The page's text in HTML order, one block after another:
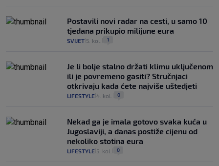
Postavili novi radar na cesti, u samo 10
tjedana prikupio milijune eura
SVIJET 5. kol. 1
Je li bolje stalno držati klimu uključenom
ili je povremeno gasiti? Stručnjaci
otkrivaju kada ćete najviše uštedjeti
LIFESTYLE 4. kol. 0
Nekad ga je imala gotovo svaka kuća u
Jugoslaviji, a danas postiže cijenu od
nekoliko stotina eura
LIFESTYLE 5. kol. 0